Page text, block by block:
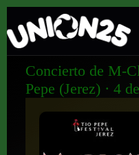
Concierto de M-
Pepe (Jerez) · 4